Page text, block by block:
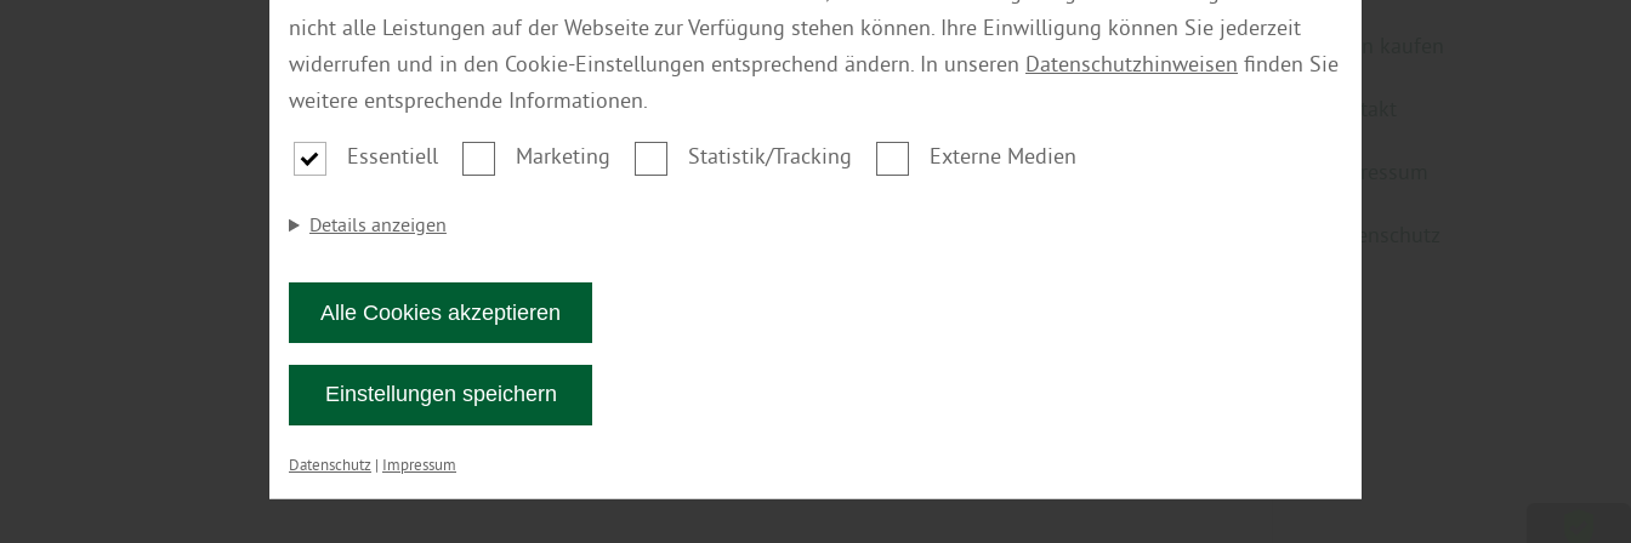
nicht alle Leistungen auf der Webseite zur Verfügung stehen können. Ihre Einwilligung können Sie jederzeit
widerrufen und in den Cookie-Einstellungen entsprechend ändern. In unseren Datenschutzhinweisen finden Sie
weitere entsprechende Informationen.
Essentiell
Marketing Statistik/Tracking Externe Medien
Details anzeigen
Alle Cookies akzeptieren
Einstellungen speichern
Datenschutz | Impressum